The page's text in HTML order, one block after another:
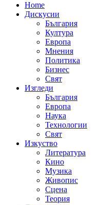
Home
Дискусии
България
Култура
Европа
Мнения
Политика
Бизнес
Свят
Изгледи
България
Европа
Наука
Технологии
Свят
Изкуство
Литература
Кино
Музика
Живопис
Сцена
Теория